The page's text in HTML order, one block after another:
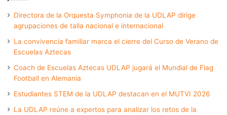
Directora de la Orquesta Symphonia de la UDLAP dirige
agrupaciones de talla nacional e internacional
La convivencia familiar marca el cierre del Curso de Verano de
Escuelas Aztecas
Coach de Escuelas Aztecas UDLAP jugará el Mundial de Flag
Football en Alemania
Estudiantes STEM de la UDLAP destacan en el MUTVI 2026
La UDLAP reúne a expertos para analizar los retos de la